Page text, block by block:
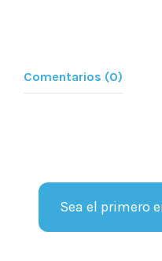
Comentarios (0)
Sea el primero